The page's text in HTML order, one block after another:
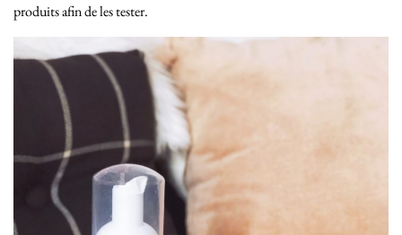
produits afin de les tester.